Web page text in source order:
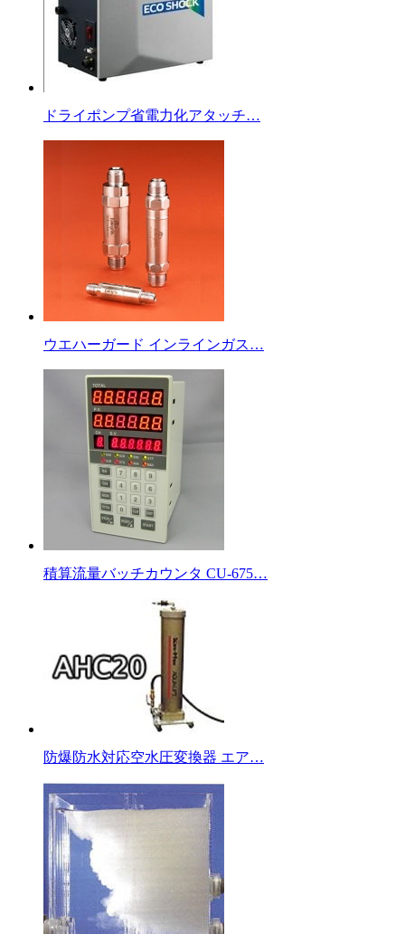
ドライポンプ省電力化アタッチ…
ウエハーガード インラインガス…
積算流量バッチカウンタ CU-675…
防爆防水対応空水圧変換器 エア…